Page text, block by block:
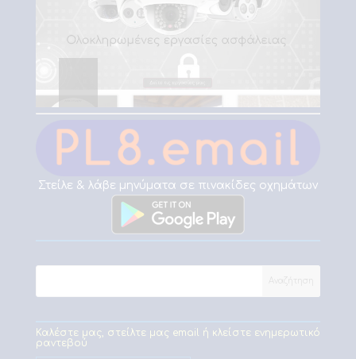
ασφαλείας
Στείλε & λάβε μηνύματα σε πινακίδες οχημάτων
Καλέστε μας, στείλτε μας email ή κλείστε ενημερωτικό
ραντεβού